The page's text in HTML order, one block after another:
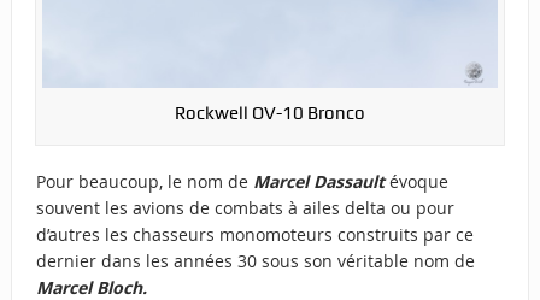
Rockwell OV-10 Bronco
Pour beaucoup, le nom de Marcel Dassaultévoque
souvent les avions de combats à ailes delta ou pour
d’autres les chasseurs monomoteurs construits par ce
dernier dans les années 30 sous son véritable nom de
Marcel Bloch.